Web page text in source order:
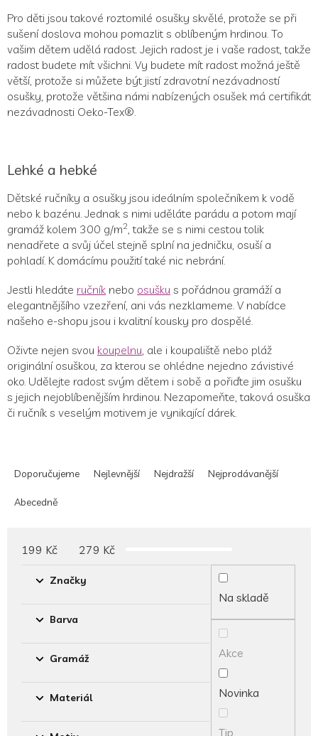
Pro děti jsou takové roztomilé osušky skvělé, protože se při
sušení doslova mohou pomazlit s oblíbeným hrdinou. To
vašim dětem udělá radost. Jejich radost je i vaše radost, takže
radost budete mít všichni. Vy budete mít radost možná ještě
větší, protože si můžete být jistí zdravotní nezávadností
osušky, protože většina námi nabízených osušek má certifikát
nezávadnosti Oeko-Tex®.
Lehké a hebké
Dětské ručníky a osušky jsou ideálním společníkem k vodě
nebo k bazénu. Jednak s nimi uděláte parádu a potom mají
gramáž kolem 300 g/m2 , takže se s nimi cestou tolik
nenadřete a svůj účel stejně splní na jedničku, osuší a
pohladí. K domácímu použití také nic nebrání.
Jestli hledáte ručník nebo osušku s pořádnou gramáží a
elegantnějšího vzezření, ani vás nezklameme. V nabídce
našeho e-shopu jsou i kvalitní kousky pro dospělé.
Oživte nejen svou koupelnu , ale i koupaliště nebo pláž
originální osuškou, za kterou se ohlédne nejedno závistivé
oko. Udělejte radost svým dětem i sobě a pořiďte jim osušku
s jejich nejoblíbenějším hrdinou. Nezapomeňte, taková osuška
či ručník s veselým motivem je vynikající dárek.
aDoporučujeme Nejlevnější Nejdražší Nejprodávanější
Abecedně
199 Kč 279 Kč
Na skladě
Akce
Novinka
Tip
Značky
Barva
Gramáž
Materiál